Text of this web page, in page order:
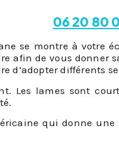
06 20 80
se montre à votre
afin de vous donner
d’adopter différents
Les lames sont
qui donne